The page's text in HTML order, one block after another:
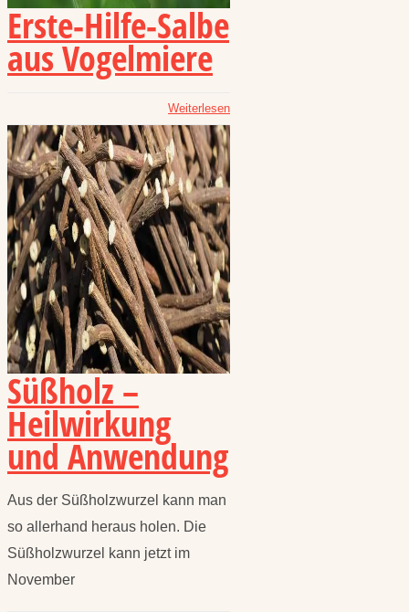
Erste-Hilfe-Salbe
aus Vogelmiere
Weiterlesen
Süßholz –
Heilwirkung
und Anwendung
Aus der Süßholzwurzel kann man
so allerhand heraus holen. Die
Süßholzwurzel kann jetzt im
November